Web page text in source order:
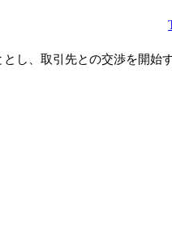
し、取引先との交渉を開始す